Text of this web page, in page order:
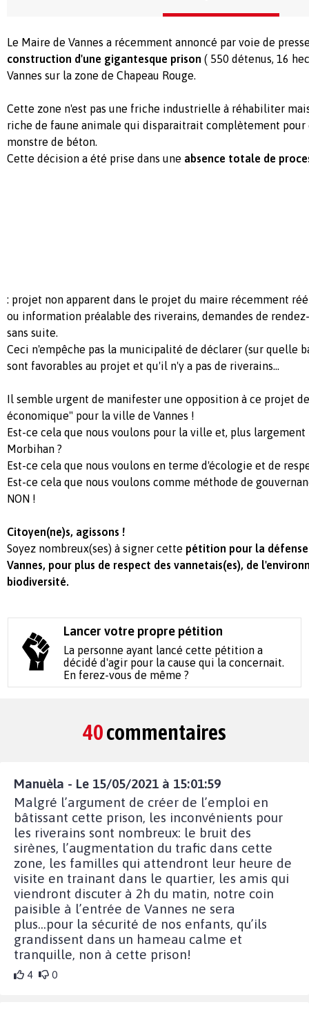
Le Maire de Vannes a récemment annoncé par voie de
construction d'une gigantesque prison ( 550 détenus, 16
Vannes sur la zone de Chapeau Rouge.
Cette zone n'est pas une friche industrielle à réhabiliter
riche de faune animale qui disparaitrait complètement pour
monstre de béton.
Cette décision a été prise dans une absence totale de
: projet non apparent dans le projet du maire récemment
ou information préalable des riverains, demandes de
sans suite.
Ceci n'empêche pas la municipalité de déclarer (sur quelle
sont favorables au projet et qu'il n'y a pas de riverains...
Il semble urgent de manifester une opposition à ce projet
économique" pour la ville de Vannes !
Est-ce cela que nous voulons pour la ville et, plus
Morbihan ?
Est-ce cela que nous voulons en terme d'écologie et de
Est-ce cela que nous voulons comme méthode de
NON !
Citoyen(ne)s, agissons !
Soyez nombreux(ses) à signer cette pétition pour la
Vannes, pour plus de respect des vannetais(es), de
biodiversité.
Lancer votre propre pétition
La personne ayant lancé cette pétition a
décidé d'agir pour la cause qui la concernait.
En ferez-vous de même ?
40commentaires
Manuèla - Le 15/05/2021 à 15:01:59
Malgré l’argument de créer de l’emploi en
bâtissant cette prison, les inconvénients pour
les riverains sont nombreux: le bruit des
sirènes, l’augmentation du trafic dans cette
zone, les familles qui attendront leur heure de
visite en trainant dans le quartier, les amis qui
viendront discuter à 2h du matin, notre coin
paisible à l’entrée de Vannes ne sera
plus...pour la sécurité de nos enfants, qu’ils
grandissent dans un hameau calme et
tranquille, non à cette prison!
4 0